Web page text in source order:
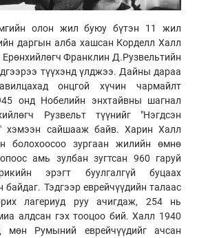
олон жил буюу бүтэн 11 жил
даргын алба хашсан Корделл Халл
Франклин Д.Рузвельтийн
түүхэнд үлджээ. Дайны дараа
онцгой хүчин чармайлт
онд Нобелийн энхтайвны шагнал
Рузвельт түүнийг "Нэгдсэн
хэмээн сайшааж байв. Харин Халл
болохоосоо зургаан жилийн өмнө
амь зулбан зугтсан 960 гаруй
эрэгт буулгалгүй буцаах
байдаг. Тэдгээр еврейчүүдийн талаас
лагериуд руу ачигдаж, 254 нь
алдсан гэх тооцоо бий. Халл 1940
мөн Румыний еврейчүүдийг ачсан